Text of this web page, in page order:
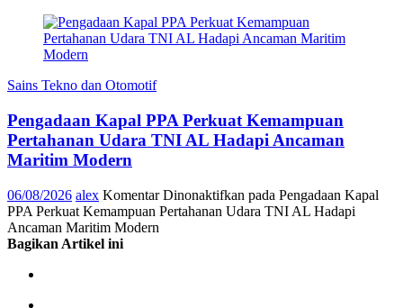
Sains Tekno dan Otomotif
Pengadaan Kapal PPA Perkuat Kemampuan
Pertahanan Udara TNI AL Hadapi Ancaman
Maritim Modern
06/08/2026 alex Komentar Dinonaktifkan pada Pengadaan Kapal
PPA Perkuat Kemampuan Pertahanan Udara TNI AL Hadapi
Ancaman Maritim Modern
Bagikan Artikel ini